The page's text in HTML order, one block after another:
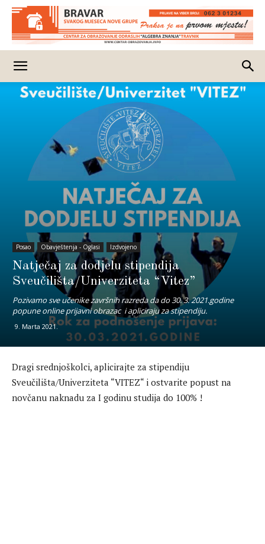
Posao Obavještenja - Oglasi Izdvojeno
Natječaj za dodjelu stipendija
Sveučilišta/Univerziteta “Vitez”
Pozivamo sve učenike završnih razreda da do 30. 3. 2021.godine
popune online prijavni obrazac i apliciraju za stipendiju.
9. Marta 2021.
Dragi srednjoškolci, aplicirajte za stipendiju
Sveučilišta/Univerziteta “VITEZ“ i ostvarite popust na
novčanu naknadu za I godinu studija do 100% !